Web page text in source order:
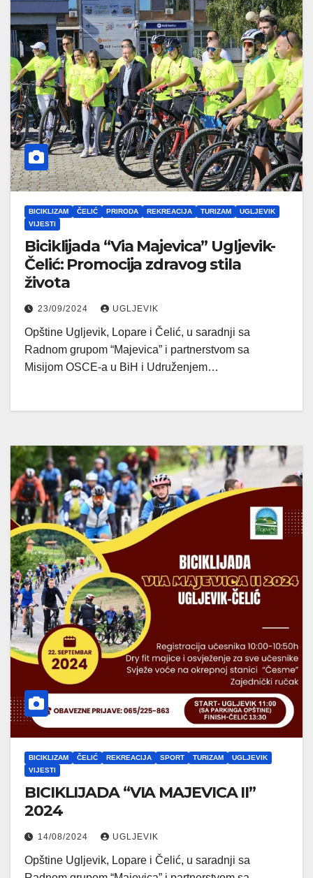
BICIKLIZAM ČELIĆ PRIRODA REKREACIJA TURIZAM
UGLJEVIK
VIJESTI
Biciklijada “Via Majevica” Ugljevik-
Čelić: Promocija zdravog stila
života
23/09/2024 UGLJEVIK
Opštine Ugljevik, Lopare i Čelić, u saradnji sa
Radnom grupom “Majevica” i partnerstvom sa
Misijom OSCE-a u BiH i Udruženjem…
BICIKLIZAM ČELIĆ REKREACIJA SPORT TURIZAM
UGLJEVIK
VIJESTI
BICIKLIJADA “VIA MAJEVICA II”
2024
14/08/2024 UGLJEVIK
Opštine Ugljevik, Lopare i Čelić, u saradnji sa